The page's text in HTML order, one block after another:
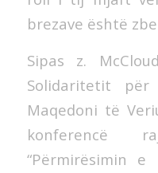
brezave është
Sipas z.
Solidaritetit për
Maqedoni të
konferencë
“Përmirësimin